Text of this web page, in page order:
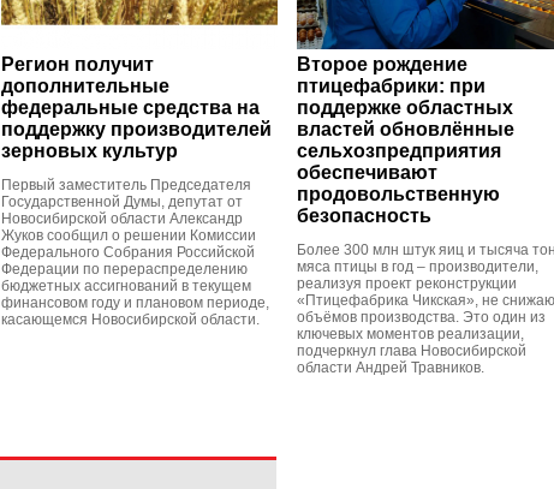
Регион получит
дополнительные
федеральные средства на
поддержку производителей
зерновых культур
Первый заместитель Председателя
Государственной Думы, депутат от
Новосибирской области Александр
Жуков сообщил о решении Комиссии
Федерального Собрания Российской
Федерации по перераспределению
бюджетных ассигнований в текущем
финансовом году и плановом периоде,
касающемся Новосибирской области.
Второе рождение
птицефабрики: при
поддержке областных
властей обновлённые
сельхозпредприятия
обеспечивают
продовольственную
безопасность
Более 300 млн штук яиц и тысяча
мяса птицы в год – производители,
реализуя проект реконструкции
«Птицефабрика Чикская», не
объёмов производства. Это один из
ключевых моментов реализации,
подчеркнул глава Новосибирской
области Андрей Травников.